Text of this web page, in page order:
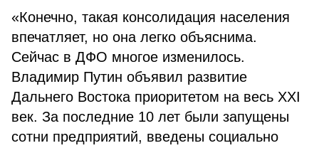
«Конечно, такая консолидация населения
впечатляет, но она легко объяснима.
Сейчас в ДФО многое изменилось.
Владимир Путин объявил развитие
Дальнего Востока приоритетом на весь XXI
век. За последние 10 лет были запущены
сотни предприятий, введены социально